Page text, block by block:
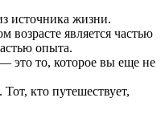
источника жизни.
возрасте является частью
опыта.
это то, которое вы еще не
кто путешествует,